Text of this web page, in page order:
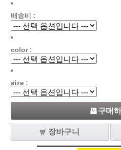
배송비 :
color :
size :
구매하
장바구니